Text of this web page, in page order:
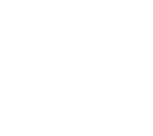
вентиляция
вентиляция